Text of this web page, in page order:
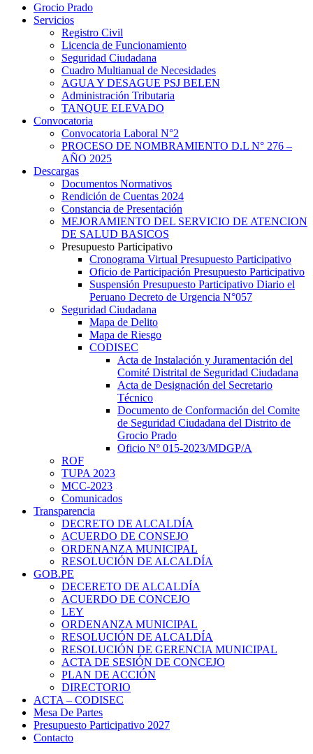
Grocio Prado
Servicios
Registro Civil
Licencia de Funcionamiento
Seguridad Ciudadana
Cuadro Multianual de Necesidades
AGUA Y DESAGUE PSJ BELEN
Administración Tributaria
TANQUE ELEVADO
Convocatoria
Convocatoria Laboral N°2
PROCESO DE NOMBRAMIENTO D.L N° 276 –
AÑO 2025
Descargas
Documentos Normativos
Rendición de Cuentas 2024
Constancia de Presentación
MEJORAMIENTO DEL SERVICIO DE ATENCION
DE SALUD BASICOS
Presupuesto Participativo
Cronograma Virtual Presupuesto Participativo
Oficio de Participación Presupuesto Participativo
Suspensión Presupuesto Participativo Diario el
Peruano Decreto de Urgencia N°057
Seguridad Ciudadana
Mapa de Delito
Mapa de Riesgo
CODISEC
Acta de Instalación y Juramentación del
Comité Distrital de Seguridad Ciudadana
Acta de Designación del Secretario
Técnico
Documento de Conformación del Comite
de Seguridad Ciudadana del Distrito de
Grocio Prado
Oficio Nº 015-2023/MDGP/A
ROF
TUPA 2023
MCC-2023
Comunicados
Transparencia
DECRETO DE ALCALDÍA
ACUERDO DE CONSEJO
ORDENANZA MUNICIPAL
RESOLUCIÓN DE ALCALDÍA
GOB.PE
DECERETO DE ALCALDÍA
ACUERDO DE CONCEJO
LEY
ORDENANZA MUNICIPAL
RESOLUCIÓN DE ALCALDÍA
RESOLUCIÓN DE GERENCIA MUNICIPAL
ACTA DE SESIÓN DE CONCEJO
PLAN DE ACCIÓN
DIRECTORIO
ACTA – CODISEC
Mesa De Partes
Presupuesto Participativo 2027
Contacto